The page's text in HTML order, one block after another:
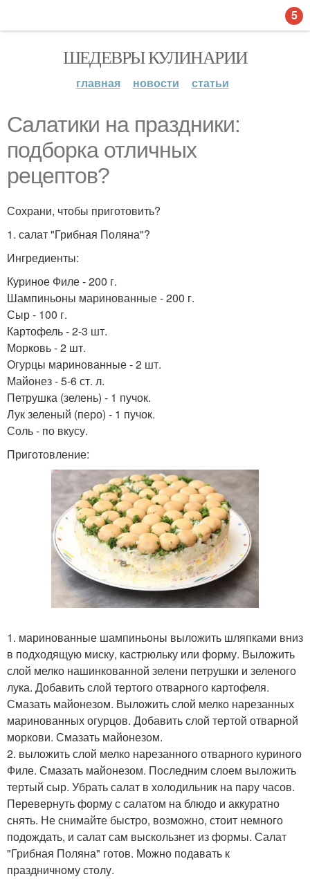
ШЕДЕВРЫ КУЛИНАРИИ
главная новости статьи
Салатики на праздники:
подборка отличных
рецептов?
Сохрани, чтобы приготовить?
1. салат "Грибная Поляна"?
Ингредиенты:
Куриное Филе - 200 г.
Шампиньоны маринованные - 200 г.
Сыр - 100 г.
Картофель - 2-3 шт.
Морковь - 2 шт.
Огурцы маринованные - 2 шт.
Майонез - 5-6 ст. л.
Петрушка (зелень) - 1 пучок.
Лук зеленый (перо) - 1 пучок.
Соль - по вкусу.
Приготовление:
1. маринованные шампиньоны выложить шляпками вниз
в подходящую миску, кастрюльку или форму. Выложить
слой мелко нашинкованной зелени петрушки и зеленого
лука. Добавить слой тертого отварного картофеля.
Смазать майонезом. Выложить слой мелко нарезанных
маринованных огурцов. Добавить слой тертой отварной
моркови. Смазать майонезом.
2. выложить слой мелко нарезанного отварного куриного
Филе. Смазать майонезом. Последним слоем выложить
тертый сыр. Убрать салат в холодильник на пару часов.
Перевернуть форму с салатом на блюдо и аккуратно
снять. Не снимайте быстро, возможно, стоит немного
подождать, и салат сам выскользнет из формы. Салат
"Грибная Поляна" готов. Можно подавать к
праздничному столу.
5